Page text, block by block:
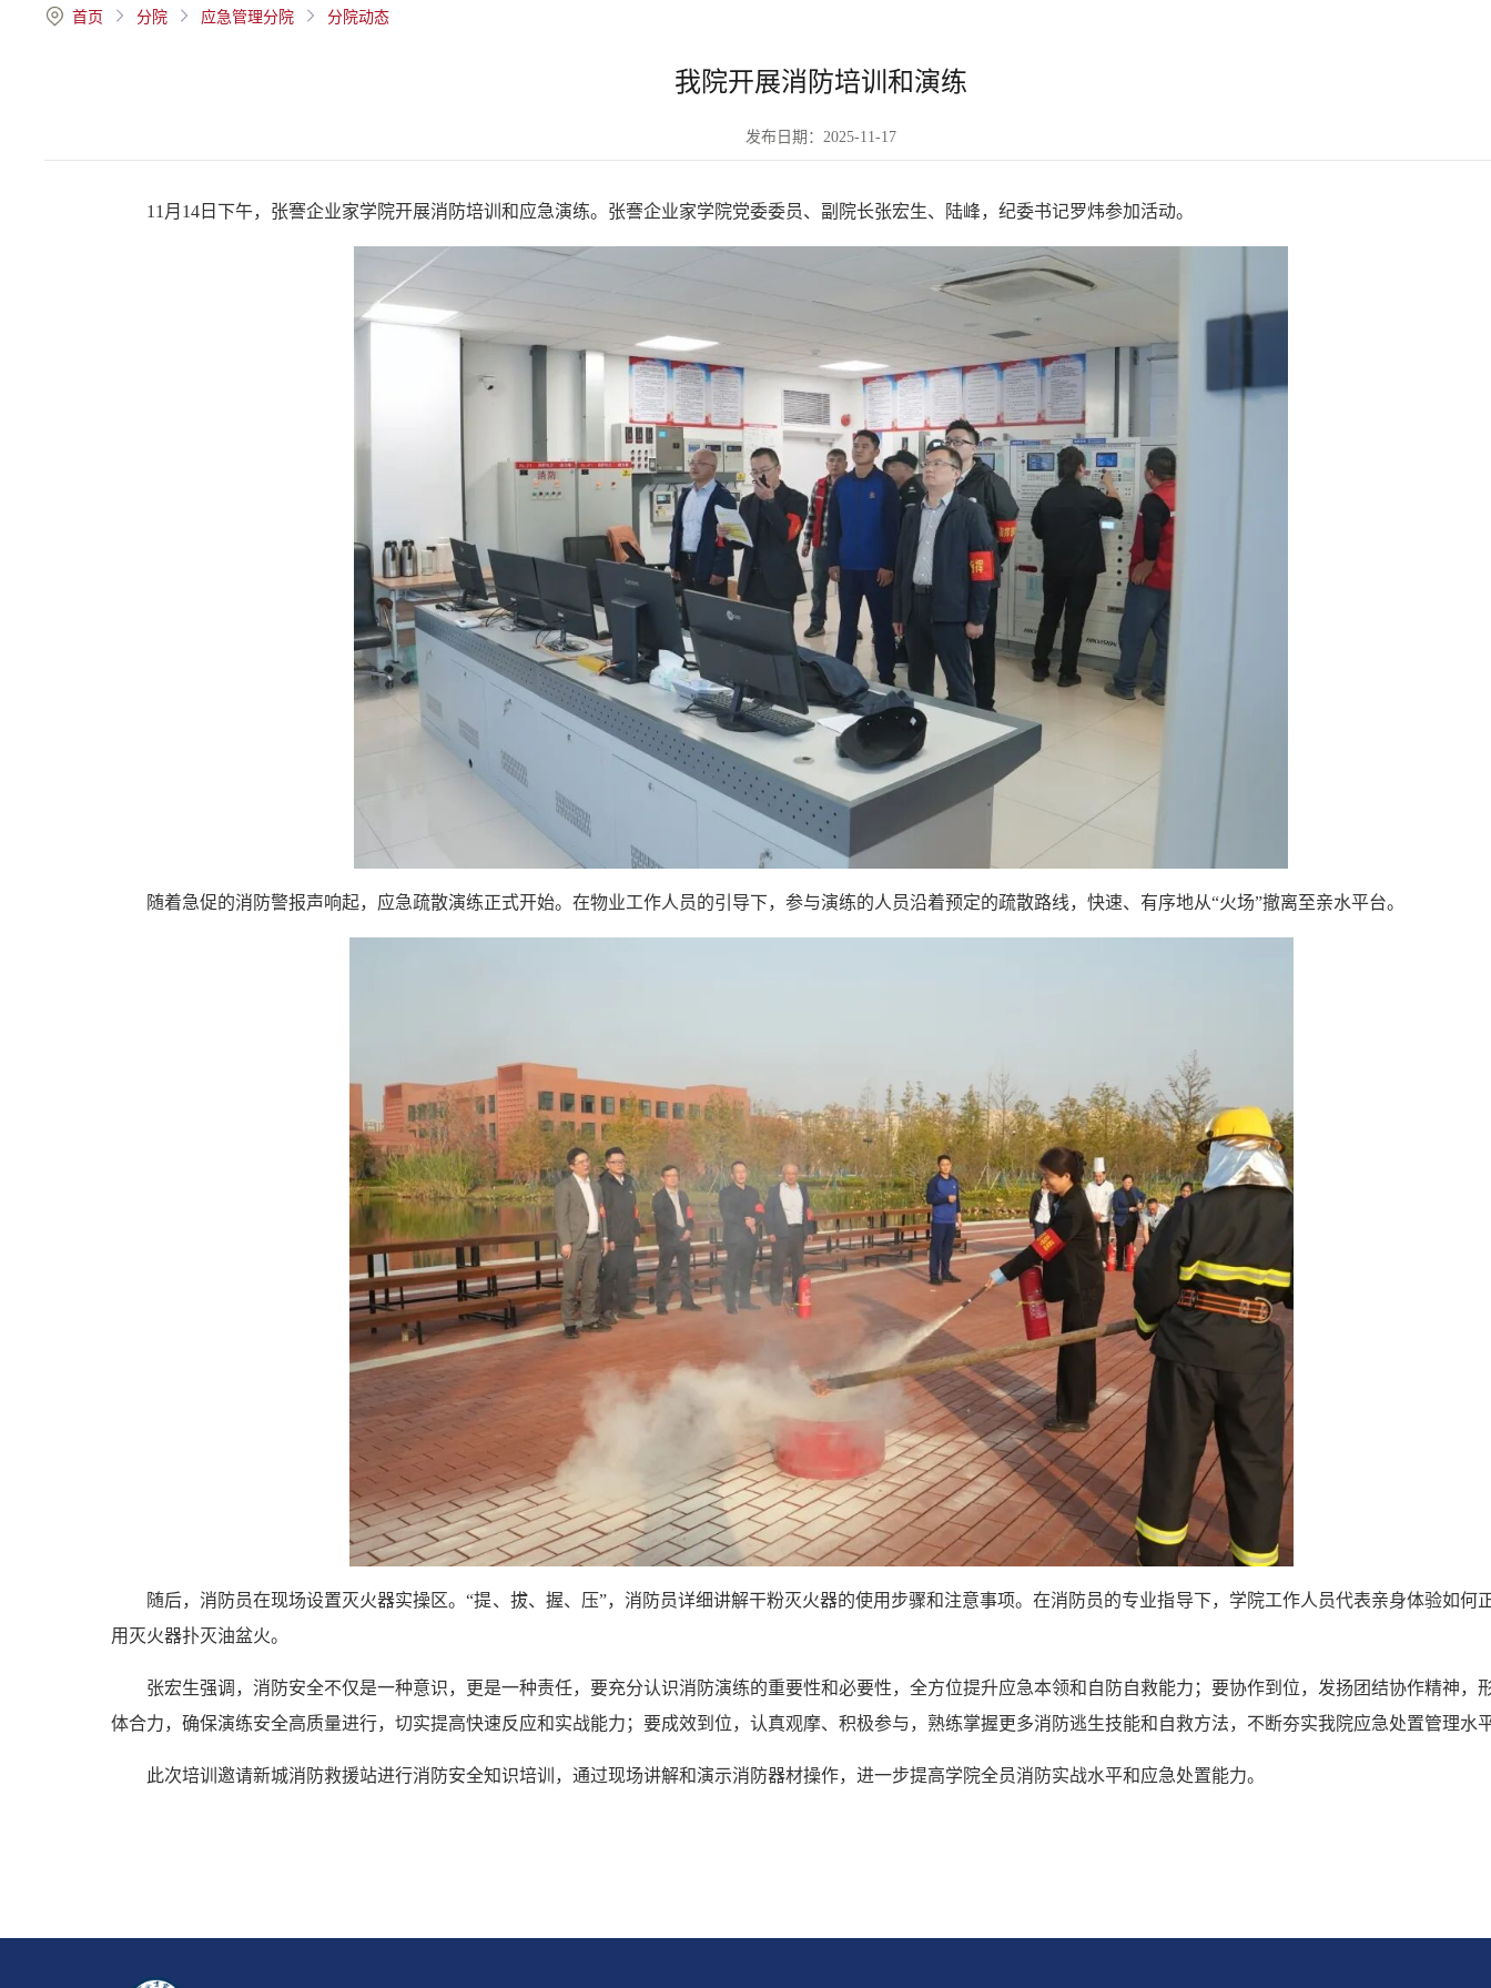
首页 分院 应急管理分院 分院动态
我院开展消防培训和演练
发布日期：2025-11-17
11月14日下午，张謇企业家学院开展消防培训和应急演练。张謇企业家学院党委委员、副院长张宏生、陆峰，纪委书记罗炜参加活动。
随着急促的消防警报声响起，应急疏散演练正式开始。在物业工作人员的引导下，参与演练的人员沿着预定的疏散路线，快速、有序地从“火场”撤离至亲水平台。
随后，消防员在现场设置灭火器实操区。“提、拔、握、压”，消防员详细讲解干粉灭火器的使用步骤和注意事项。在消防员的专业指导下，学院工作人员代表亲身体验如何
用灭火器扑灭油盆火。
张宏生强调，消防安全不仅是一种意识，更是一种责任，要充分认识消防演练的重要性和必要性，全方位提升应急本领和自防自救能力；要协作到位，发扬团结协作精神，
体合力，确保演练安全高质量进行，切实提高快速反应和实战能力；要成效到位，认真观摩、积极参与，熟练掌握更多消防逃生技能和自救方法，不断夯实我院应急处置管理水
此次培训邀请新城消防救援站进行消防安全知识培训，通过现场讲解和演示消防器材操作，进一步提高学院全员消防实战水平和应急处置能力。